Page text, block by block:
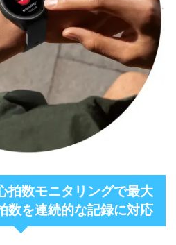
拍数モニタリングで最大
数を連続的な記録に対応